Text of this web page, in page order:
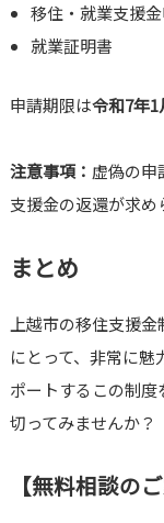
移住・就業支援
就業証明書
申請期限は令和7年1
注意事項： 虚偽の申
支援金の返還が求め
まとめ
上越市の移住支援
にとって、非常に
ポートするこの制
切ってみませんか？
【無料相談の